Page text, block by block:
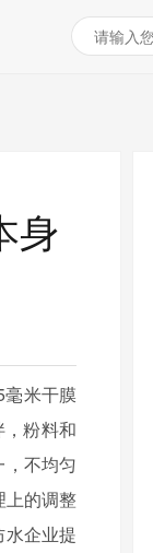
身
米干膜
粉料和
不均匀
上的调整
企业提